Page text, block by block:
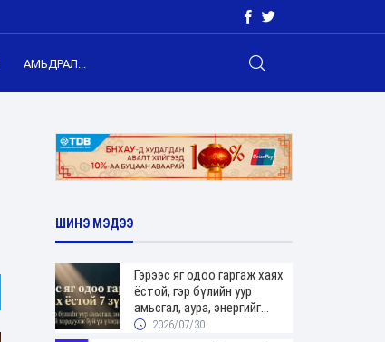
АМЬДРАЛ...
ШИНЭ МЭДЭЭ
Гэрээс яг одоо гаргаж хаях
ёстой, гэр бүлийн уур
амьсгал, аура, энергийг
хордуулдаг 7 зүйл
2026/07/30